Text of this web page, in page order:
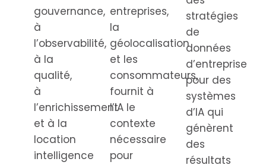
gouvernance,
à
l’observabilité,
à la
qualité,
à
l’enrichissement
et à la
location
intelligence
entreprises,
la
géolocalisation
et les
consommateurs,
fournit à
l’IA le
contexte
nécessaire
pour
stratégies
de
données
d’entreprise
pour des
systèmes
d’IA qui
génèrent
des
résultats